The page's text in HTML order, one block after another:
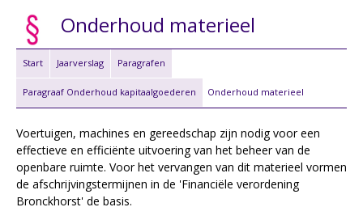
Onderhoud materieel
Start Jaarverslag Paragrafen
Paragraaf Onderhoud kapitaalgoederen Onderhoud materieel
Voertuigen, machines en gereedschap zijn nodig voor een
effectieve en efficiënte uitvoering van het beheer van de
openbare ruimte. Voor het vervangen van dit materieel vormen
de afschrijvingstermijnen in de 'Financiële verordening
Bronckhorst' de basis.